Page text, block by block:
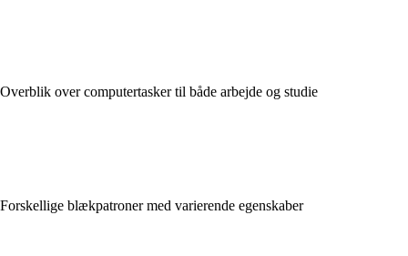
Overblik over computertasker til både arbejde og studie
Forskellige blækpatroner med varierende egenskaber